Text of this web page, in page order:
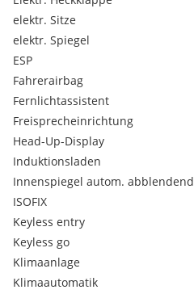
elektr. Sitze
elektr. Spiegel
ESP
Fahrerairbag
Fernlichtassistent
Freisprecheinrichtung
Head-Up-Display
Induktionsladen
Innenspiegel autom. abblendend
ISOFIX
Keyless entry
Keyless go
Klimaanlage
Klimaautomatik